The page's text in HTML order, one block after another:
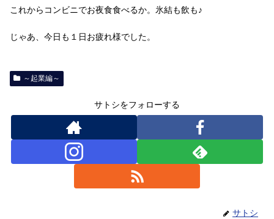
これからコンビニでお夜食食べるか。氷結も飲も♪
じゃあ、今日も１日お疲れ様でした。
～起業編～
サトシをフォローする
サトシ